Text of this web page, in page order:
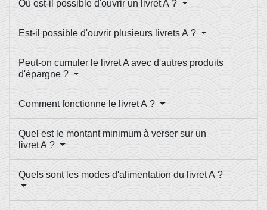
Où est-il possible d'ouvrir un livret A ?
Est-il possible d'ouvrir plusieurs livrets A ?
Peut-on cumuler le livret A avec d'autres produits
d'épargne ?
Comment fonctionne le livret A ?
Quel est le montant minimum à verser sur un
livret A ?
Quels sont les modes d'alimentation du livret A ?